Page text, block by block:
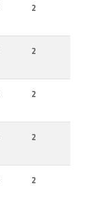
2
2
2
2
2